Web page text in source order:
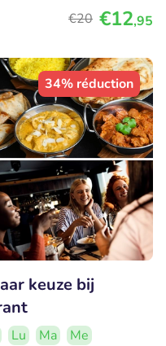
€20 €12,95
34% réduction
keuze bij
Lu Ma
Me